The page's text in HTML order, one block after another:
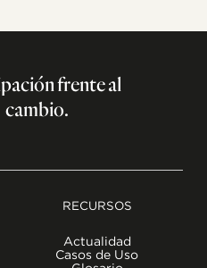
frenteal
cambio.
RECURSOS
Actualidad
Casos de Uso